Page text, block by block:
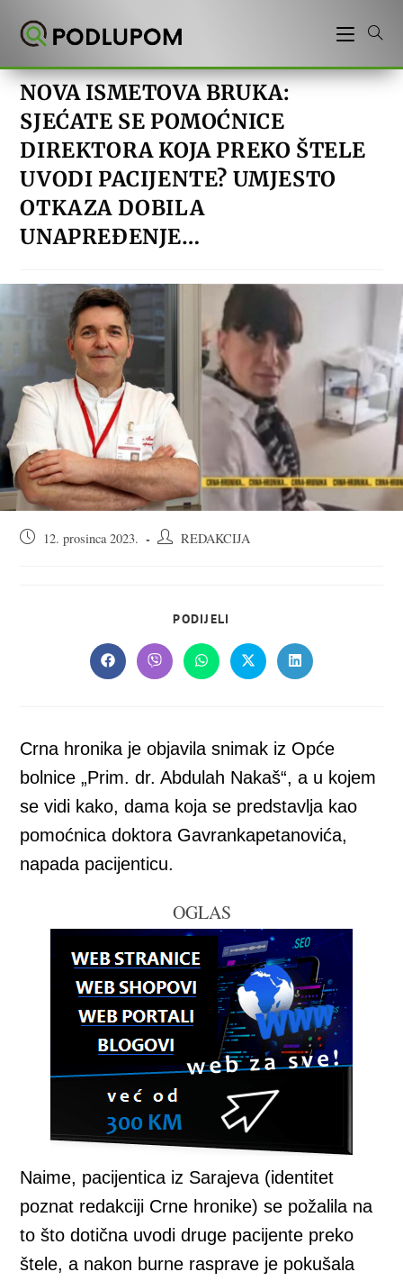
NOVA ISMETOVA BRUKA:
SJEĆATE SE POMOĆNICE
DIREKTORA KOJA PREKO ŠTELE
UVODI PACIJENTE? UMJESTO
OTKAZA DOBILA
UNAPREĐENJE…
Objava12. prosinca 2023.
AutorREDAKCIJA
PODIJELI
CONTENT
Opens
in
Opens
in
Opens
in
Opens
in
Opens
in
Crna hronika je objavila snimak iz Opće
bolnice „Prim. dr. Abdulah Nakaš“, a u kojem
se vidi kako, dama koja se predstavlja kao
pomoćnica doktora Gavrankapetanovića,
napada pacijenticu.
OGLAS
Naime, pacijentica iz Sarajeva (identitet
poznat redakciji Crne hronike) se požalila na
to što dotična uvodi druge pacijente preko
štele, a nakon burne rasprave je pokušala